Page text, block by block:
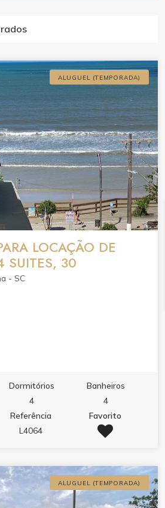
ALUGUEL (TEMPORADA)
LOCAÇÃO DE
SUITES, 30
- SC
Dormitórios
4
Banheiros
4
Referência
L4064
Favorito
ALUGUEL (TEMPORADA)